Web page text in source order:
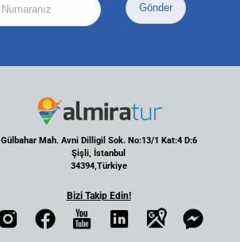
Gönder
Gülbahar Mah. Avni Dilligil Sok. No:13/1 Kat:4 D:6
Şişli, İstanbul
34394,Türkiye
Bizi Takip Edin!